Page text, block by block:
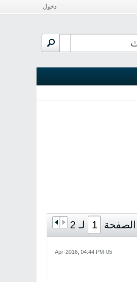
دخول
الصفحة لـ 2
05-Apr-2016, 04:44 PM